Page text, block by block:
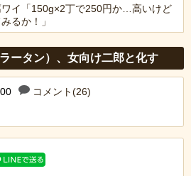
ワイ「150g×2丁で250円か…高いけど
るか！」
ータン）、女向け二郎と化す
コメント(26)